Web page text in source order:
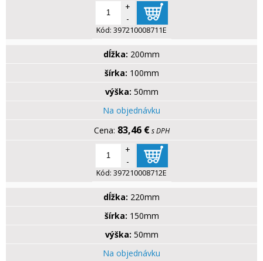
+
-
Kód: 397210008711E
dĺžka: 200mm
šírka: 100mm
výška: 50mm
Na objednávku
83,46 € s DPH
+
-
Kód: 397210008712E
dĺžka: 220mm
šírka: 150mm
výška: 50mm
Na objednávku